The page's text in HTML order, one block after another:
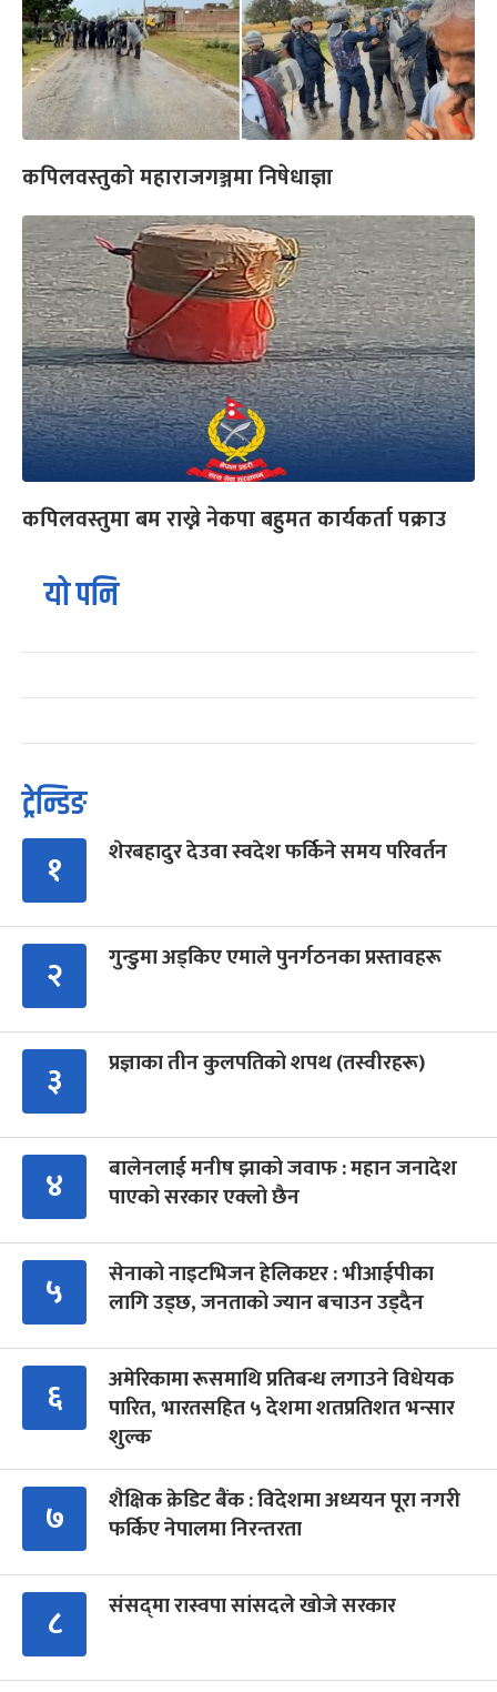
कपिलवस्तुको महाराजगञ्जमा निषेधाज्ञा
कपिलवस्तुमा बम राख्ने नेकपा बहुमत कार्यकर्ता पक्राउ
यो पनि
ट्रेन्डिङ
१ शेरबहादुर देउवा स्वदेश फर्किने समय परिवर्तन
२ गुन्डुमा अड्किए एमाले पुनर्गठनका प्रस्तावहरू
३ प्रज्ञाका तीन कुलपतिको शपथ (तस्वीरहरू)
४
बालेनलाई मनीष झाको जवाफ : महान जनादेश
पाएको सरकार एक्लो छैन
५
सेनाको नाइटभिजन हेलिकप्टर : भीआईपीका
लागि उड्छ, जनताको ज्यान बचाउन उड्दैन
६
अमेरिकामा रूसमाथि प्रतिबन्ध लगाउने विधेयक
पारित, भारतसहित ५ देशमा शतप्रतिशत भन्सार
शुल्क
७
शैक्षिक क्रेडिट बैंक : विदेशमा अध्ययन पूरा नगरी
फर्किए नेपालमा निरन्तरता
८ संसद्‍मा रास्वपा सांसदले खोजे सरकार